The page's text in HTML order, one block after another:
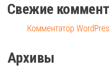
Свежие
Комментатор
Архивы